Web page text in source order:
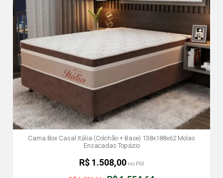
Cama Box Casal Itália (Colchão + Base) 138x188x62 Molas
Ensacadas Topázio
R$ 1.508,00no PIX